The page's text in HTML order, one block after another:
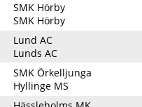
SMK Hörby
SMK Hörby
Lund AC
Lunds AC
SMK Örkelljunga
Hyllinge MS